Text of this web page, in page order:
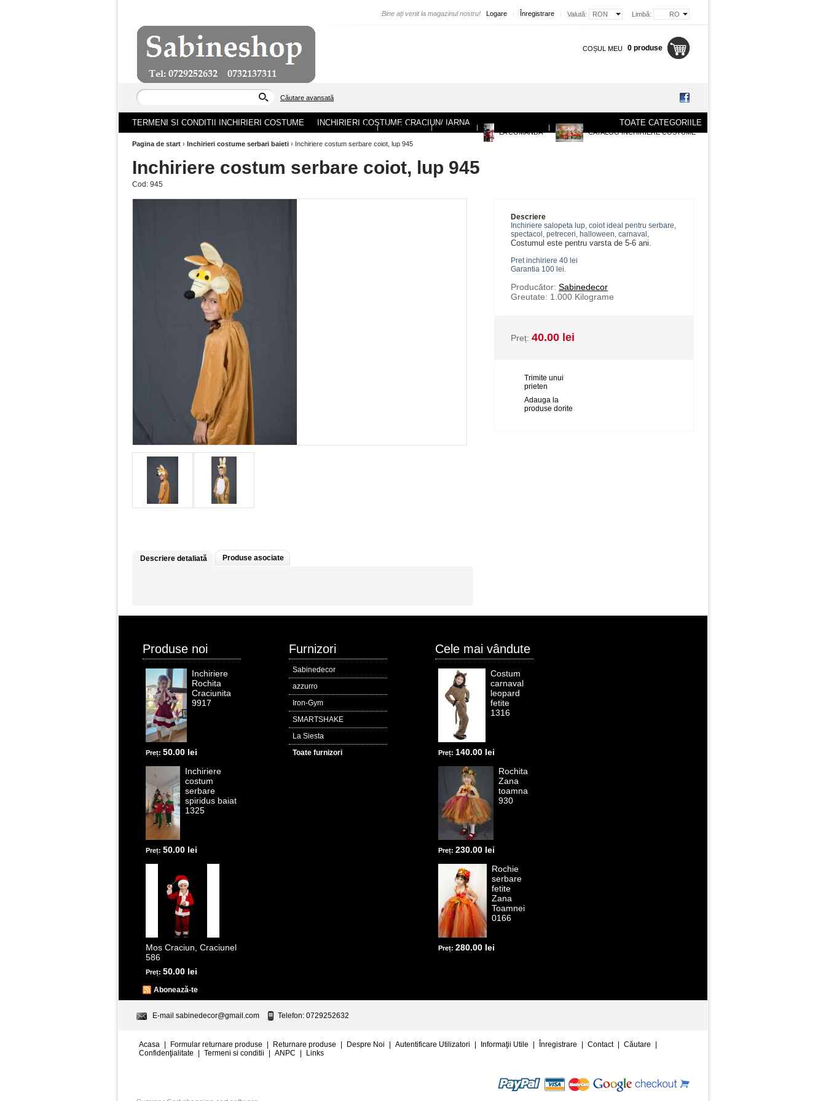
Limbă: RO
Valută: RON
Logare Înregistrare
Bine ați venit la magazinul nostru!
COȘUL MEU 0 produse
Căutare avansată
ACASA | DESPRE NOI | CONTACT |
LA COMANDA
|
CATALOG INCHIRIERE COSTUME
TERMENI SI CONDITII INCHIRIERI COSTUME INCHIRIERI COSTUME CRACIUN/ IARNA TOATE CATEGORIILE
Pagina de start › Inchirieri costume serbari baieti › Inchiriere costum serbare coiot, lup 945
Inchiriere costum serbare coiot, lup 945
Cod: 945
Descriere
Inchiriere salopeta lup, coiot ideal pentru serbare,
spectacol, petreceri, halloween, carnaval,
Costumul este pentru varsta de 5-6 ani.
Pret inchiriere 40 lei
Garantia 100 lei.
Producător: Sabinedecor
Greutate: 1.000 Kilograme
Preț: 40.00 lei
Trimite unui
prieten
Adauga la
produse dorite
Descriere detaliată Produse asociate
Produse noi
Inchiriere
Rochita
Craciunita
9917
Preț: 50.00 lei
Inchiriere
costum
serbare
spiridus baiat
1325
Preț: 50.00 lei
Mos Craciun, Craciunel
586
Preț: 50.00 lei
Abonează-te
Furnizori
Sabinedecor
azzurro
Iron-Gym
SMARTSHAKE
La Siesta
Toate furnizori
Cele mai vândute
Costum
carnaval
leopard
fetite
1316
Preț: 140.00 lei
Rochita
Zana
toamna
930
Preț: 230.00 lei
Rochie
serbare
fetite
Zana
Toamnei
0166
Preț: 280.00 lei
E-mail sabinedecor@gmail.com Telefon: 0729252632
Acasa Formular returnare produse Returnare produse Despre Noi Autentificare Utilizatori Informaţii Utile Înregistrare Contact Căutare
Confidenţialitate
Termeni si conditii ANPC Links